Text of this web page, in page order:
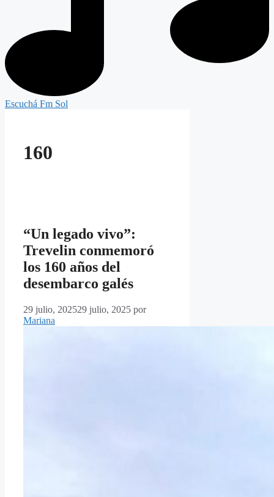
Escuchá Fm Sol
160
“Un legado vivo”:
Trevelin conmemoró
los 160 años del
desembarco galés
29 julio, 202529 julio, 2025 por
Mariana